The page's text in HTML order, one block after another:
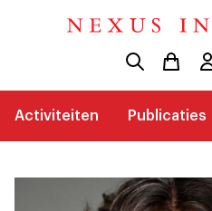
Activiteiten Publicaties